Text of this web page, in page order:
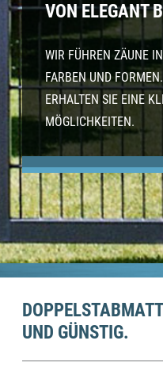
VON ELEGANT
WIR FÜHREN ZÄUNE
FARBEN UND
ERHALTEN SIE EINE
MÖGLICHKEITEN.
UND GÜNSTIG.